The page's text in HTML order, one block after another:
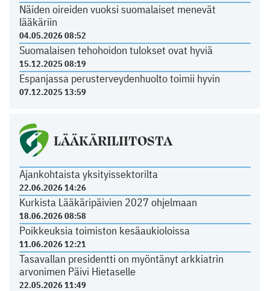
Näiden oireiden vuoksi suomalaiset menevät
lääkäriin
04.05.2026 08:52
Suomalaisen tehohoidon tulokset ovat hyviä
15.12.2025 08:19
Espanjassa perusterveydenhuolto toimii hyvin
07.12.2025 13:59
LÄÄKÄRILIITOSTA
Ajankohtaista yksityissektorilta
22.06.2026 14:26
Kurkista Lääkäripäivien 2027 ohjelmaan
18.06.2026 08:58
Poikkeuksia toimiston kesäaukioloissa
11.06.2026 12:21
Tasavallan presidentti on myöntänyt arkkiatrin
arvonimen Päivi Hietaselle
22.05.2026 11:49